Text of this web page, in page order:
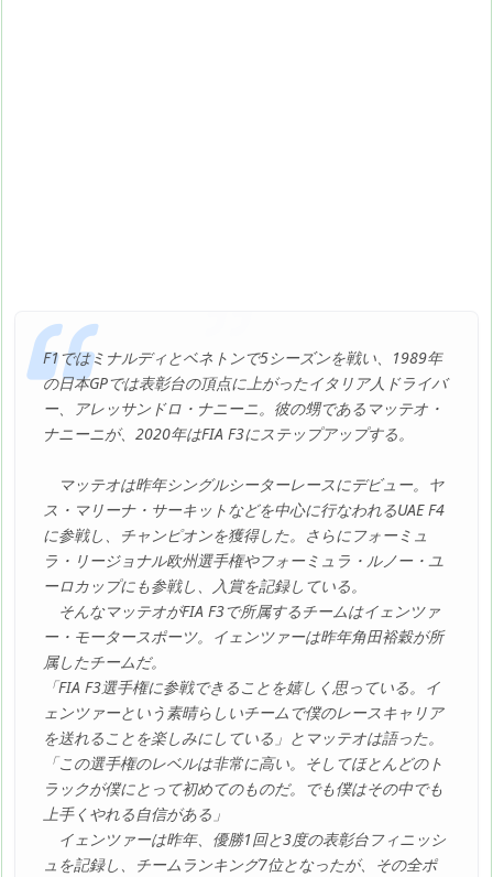
F1ではミナルディとベネトンで5シーズンを戦い、1989年
の日本GPでは表彰台の頂点に上がったイタリア人ドライバ
ー、アレッサンドロ・ナニーニ。彼の甥であるマッテオ・
ナニーニが、2020年はFIA F3にステップアップする。
マッテオは昨年シングルシーターレースにデビュー。ヤ
ス・マリーナ・サーキットなどを中心に行なわれるUAE F4
に参戦し、チャンピオンを獲得した。さらにフォーミュ
ラ・リージョナル欧州選手権やフォーミュラ・ルノー・ユ
ーロカップにも参戦し、入賞を記録している。
そんなマッテオがFIA F3で所属するチームはイェンツァ
ー・モータースポーツ。イェンツァーは昨年角田裕穀が所
属したチームだ。
「FIA F3選手権に参戦できることを嬉しく思っている。イ
ェンツァーという素晴らしいチームで僕のレースキャリア
を送れることを楽しみにしている」とマッテオは語った。
「この選手権のレベルは非常に高い。そしてほとんどのト
ラックが僕にとって初めてのものだ。でも僕はその中でも
上手くやれる自信がある」
イェンツァーは昨年、優勝1回と3度の表彰台フィニッシ
ュを記録し、チームランキング7位となったが、その全ポ